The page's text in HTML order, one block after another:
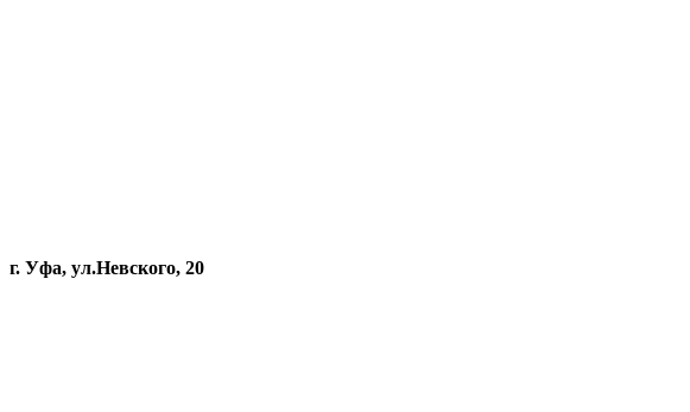
г. Уфа, ул.Невского, 20